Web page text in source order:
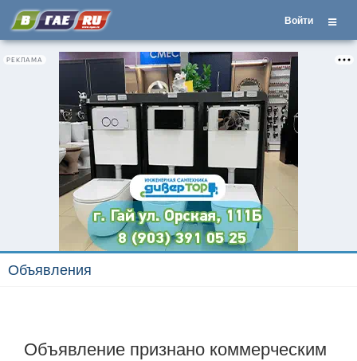
Войти
РЕКЛАМА
Объявления
Объявление признано коммерческим